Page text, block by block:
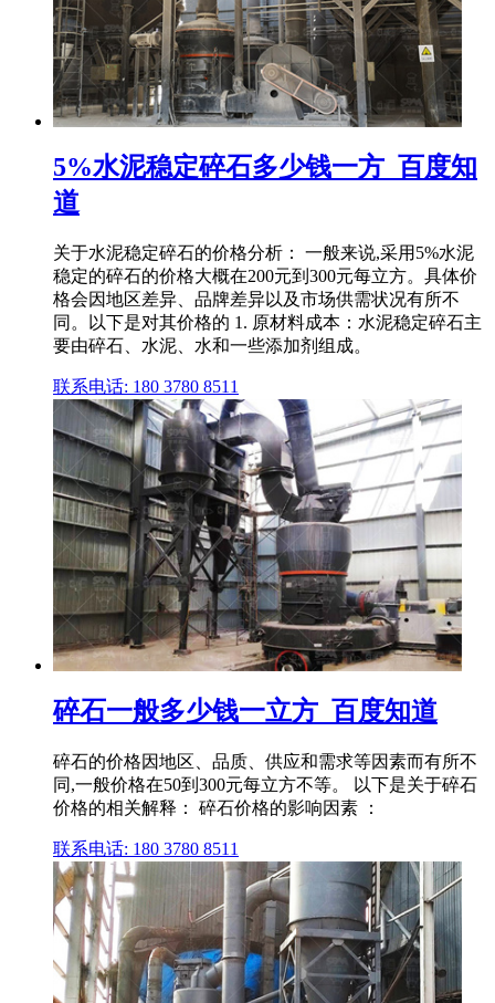
5%水泥稳定碎石多少钱一方_百度知
道
关于水泥稳定碎石的价格分析： 一般来说,采用5%水泥
稳定的碎石的价格大概在200元到300元每立方。具体价
格会因地区差异、品牌差异以及市场供需状况有所不
同。以下是对其价格的 1. 原材料成本：水泥稳定碎石主
要由碎石、水泥、水和一些添加剂组成。
联系电话: 180 3780 8511
碎石一般多少钱一立方_百度知道
碎石的价格因地区、品质、供应和需求等因素而有所不
同,一般价格在50到300元每立方不等。 以下是关于碎石
价格的相关解释： 碎石价格的影响因素 ：
联系电话: 180 3780 8511